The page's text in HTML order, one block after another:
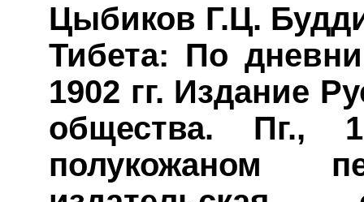
Цыбиков Г.Ц.
Тибета: По
1902 гг. Издание
общества. Пг.,
полукожаном